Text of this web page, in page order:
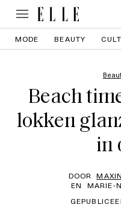
MODE BEAUTY
Beach
lokken
in
DOOR
EN
MARIE-